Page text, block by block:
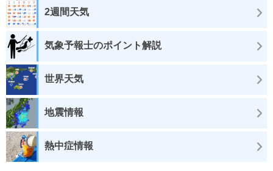
2週間天気
気象予報士のポイント解説
世界天気
地震情報
熱中症情報